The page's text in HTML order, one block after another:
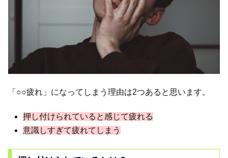
「○○疲れ」になってしまう理由は2つあると思います。
押し付けられていると感じて疲れる
意識しすぎて疲れてしまう